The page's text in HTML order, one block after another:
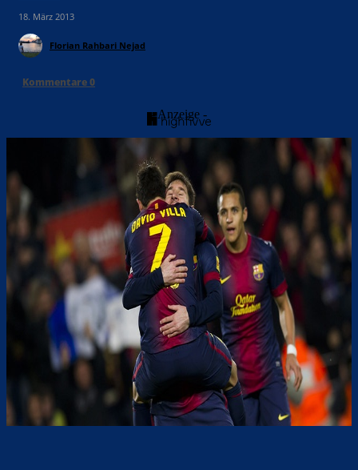
18. März 2013
Florian Rahbari Nejad
Kommentare0
- Anzeige -